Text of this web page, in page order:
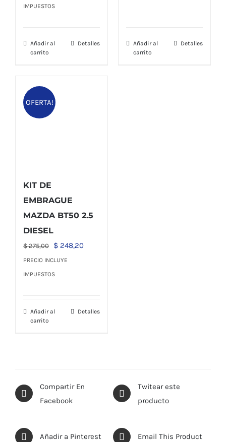
original
IMPUESTOS
Añadir al
carrito
Detalles
Añadir al
carrito
Detalles
OFERTA!
KIT DE
EMBRAGUE
MAZDA BT50 2.5
DIESEL
$275,00
El
precio
original
$ 248,20El
PRECIO INCLUYE
IMPUESTOS
Añadir al
carrito
Detalles
Compartir En
Facebook
Twitear este
producto
Añadir a Pinterest Email This Product